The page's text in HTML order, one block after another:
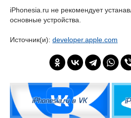
iPhonesia.ru не рекомендует
основные устройства.
Источник(и): developer.apple.com